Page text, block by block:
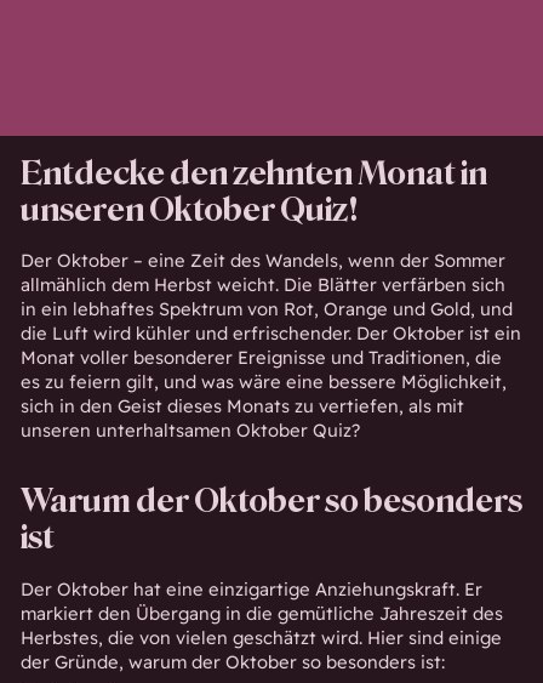
Entdecke den zehnten Monat in
unseren Oktober Quiz!
Der Oktober – eine Zeit des Wandels, wenn der Sommer
allmählich dem Herbst weicht. Die Blätter verfärben sich
in ein lebhaftes Spektrum von Rot, Orange und Gold, und
die Luft wird kühler und erfrischender. Der Oktober ist ein
Monat voller besonderer Ereignisse und Traditionen, die
es zu feiern gilt, und was wäre eine bessere Möglichkeit,
sich in den Geist dieses Monats zu vertiefen, als mit
unseren unterhaltsamen Oktober Quiz?
Warum der Oktober so besonders
ist
Der Oktober hat eine einzigartige Anziehungskraft. Er
markiert den Übergang in die gemütliche Jahreszeit des
Herbstes, die von vielen geschätzt wird. Hier sind einige
der Gründe, warum der Oktober so besonders ist: